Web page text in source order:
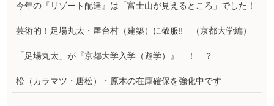
今年の『リゾート配達』は「富士山が見えるところ」でした！
芸術的！足場丸太・屋台村（建築）に敬服‼ （京都大学編）
「足場丸太」が『京都大学入学（遊学）』 ！ ？
松（カラマツ・唐松）・原木の在庫確保を強化中です